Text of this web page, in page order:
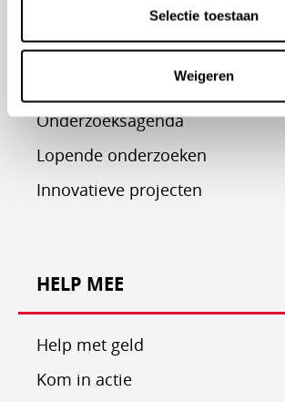
Selectie toestaan
Weigeren
ONDERZOEK EN PROJECTEN
Onderzoeksagenda
Lopende onderzoeken
Innovatieve projecten
HELP MEE
Help met geld
Kom in actie